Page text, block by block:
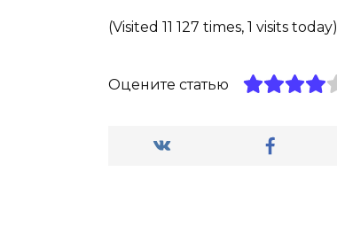
(Visited 11 127 times, 1 visits today)
Оцените статью